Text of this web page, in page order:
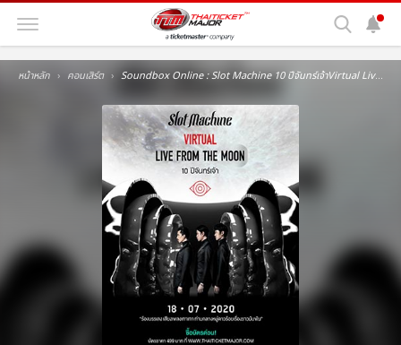
หน้าหลัก คอนเสิร์ต Soundbox Online : Slot Machine 10 ปีจันทร์เจ้าVirtual Live From The Moon